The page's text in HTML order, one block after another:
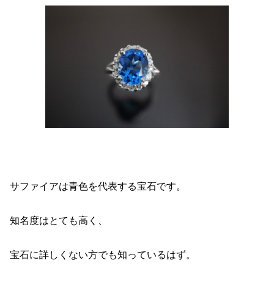
サファイアは青色を代表する宝石です。
知名度はとても高く、
宝石に詳しくない方でも知っているはず。